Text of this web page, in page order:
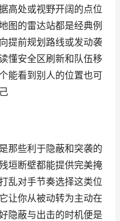
高处或视野开阔的点位
图的雷达站都是经典例
提前规划路线或发动袭
懂安全区刷新和队伍移
能看到别人的位置也可
那些利于隐蔽和突袭的
垣断壁都能提供完美掩
乱对手节奏选择这类位
让你从被动转为主动在
隐蔽与出击的时机便是